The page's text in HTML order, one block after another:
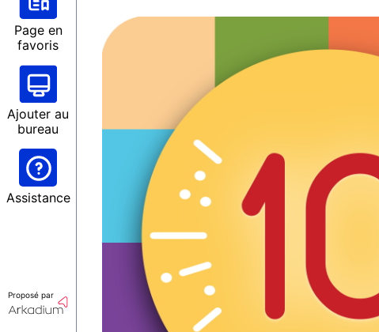
Page en
favoris
Ajouter au
bureau
Assistance
Proposé par